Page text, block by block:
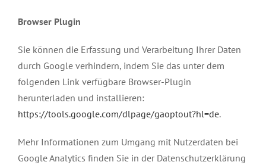
Browser Plugin
Sie können die Erfassung und Verarbeitung Ihrer Daten
durch Google verhindern, indem Sie das unter dem
folgenden Link verfügbare Browser-Plugin
herunterladen und installieren:
https://tools.google.com/dlpage/gaoptout?hl=de.
Mehr Informationen zum Umgang mit Nutzerdaten bei
Google Analytics finden Sie in der Datenschutzerklärung